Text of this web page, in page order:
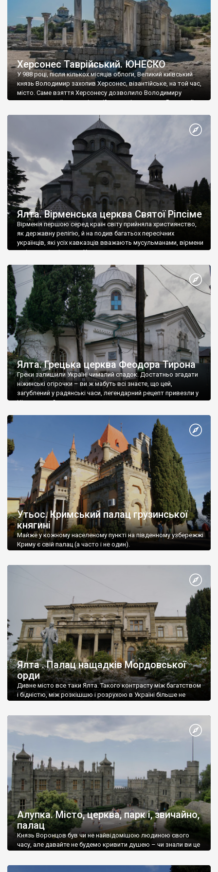
Херсонес Таврійський. ЮНЕСКО
У 988 році, після кількох місяців облоги, Великий київський
князь Володимир захопив Херсонес, візантійське, на той час,
місто. Саме взяття Херсонесу дозволило Володимиру
диктувати свої умови візантійському імператору Василю ІІ, та
Херсонесі Володимир-язичник, став Василем-християнином.
А потім було Хрещення Русі. На честь Херсонесу Таврійського
Ялта. Вірменська церква Святої Ріпсіме
Вірменія першою серед країн світу прийняла християнство,
як державну релігію, й на подив багатьох пересічних
українців, які усіх кавказців вважають мусульманами, вірмени
є відданими вірянами Христа
Ялта. Грецька церква Феодора Тирона
Греки залишили Україні чималий спадок. Достатньо згадати
ніжинські огірочки – ви ж мабуть всі знаєте, що цей,
загублений у радянські часи, легендарний рецепт привезли у
Ніжин греки?
Утьос. Кримський палац грузинської
княгині
Майже у кожному населеному пункті на південному узбережжі
Криму є свій палац (а часто і не один).
Ялта . Палац нащадків Мордовської
орди
Дивне місто все таки Ялта. Такого контрасту між багатством
і бідністю, між розкішшю і розрухою в Україні більше не
Алупка. Місто, церква, парк і, звичайно,
палац
Князь Воронцов був чи не найвідомішою людиною свого
часу, але давайте не будемо кривити душею – чи знали ви це